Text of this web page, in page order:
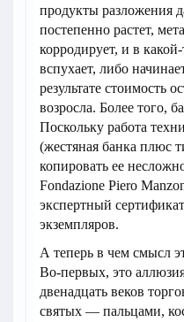
продукты разложения
постепенно растет,
корродирует, и в
вспухает, либо
результате стоимость
возросла. Более того,
Поскольку работа
(жестяная банка плюс
копировать ее
Fondazione Piero
экспертный
экземпляров.
А теперь в чем смысл
Во-первых, это
двенадцать веков
святых — пальцами,